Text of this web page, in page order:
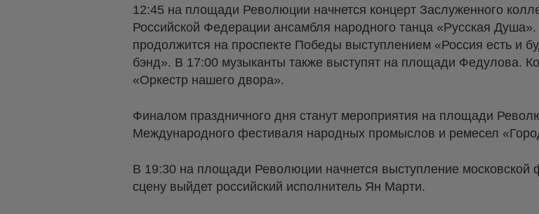
12:45 на площади Революции начнется концерт Заслуженного
Российской Федерации ансамбля народного танца «Русская
продолжится на проспекте Победы выступлением «Россия есть и
бэнд». В 17:00 музыканты также выступят на площади Федулова.
«Оркестр нашего двора».
Финалом праздничного дня станут мероприятия на площади
Международного фестиваля народных промыслов и ремесел
В 19:30 на площади Революции начнется выступление
сцену выйдет российский исполнитель Ян Марти.